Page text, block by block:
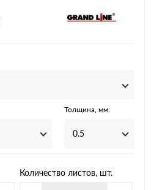
Толщина, мм:
0.5
Количество листов, шт.